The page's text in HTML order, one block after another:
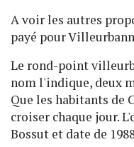
A voir les autres
payé pour
Le rond-point
nom l'indique, deux
Que les habitants de
croiser chaque jour.
Bossut et date de